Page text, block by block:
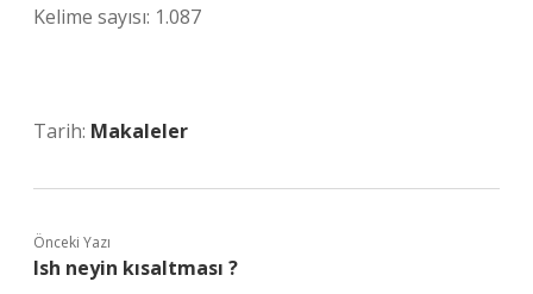
Kelime sayısı: 1.087
Tarih: Makaleler
Önceki Yazı
Ish neyin kısaltması ?